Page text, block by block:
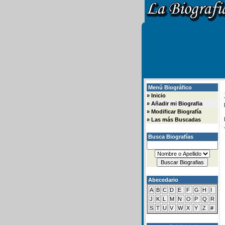
Menú Biográfico
» Inicio
» Añadir mi Biografia
» Modificar Biografía
» Las más Buscadas
Busca Biografías
Abecedario
A B C D E F G H
I
J
K L M N O P Q
R
S T U V W X Y Z #